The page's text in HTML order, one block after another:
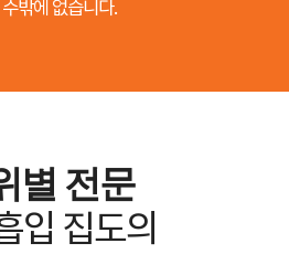
밖에 없습니다.
별 전문
입 집도의